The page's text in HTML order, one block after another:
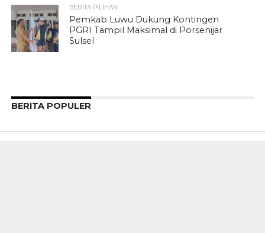
BERITA PILIHAN
Pemkab Luwu Dukung Kontingen
PGRI Tampil Maksimal di Porsenijar
Sulsel
BERITA POPULER